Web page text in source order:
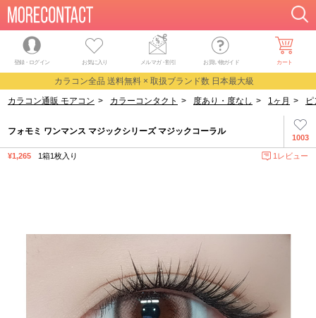
登録・ログイン お気に入り メルマガ・割引 お買い物ガイド カート
カラコン全品 送料無料 × 取扱ブランド数 日本最大級
カラコン通販 モアコン > カラーコンタクト > 度あり・度なし > 1ヶ月 >
1003
フォモミ ワンマンス マジックシリーズ マジックコーラル
¥1,265 1箱1枚入り 1レビュー